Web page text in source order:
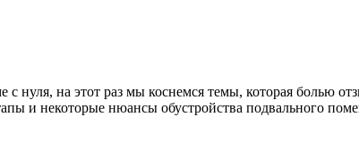
нуля, на этот раз мы коснемся темы, которая болью
и некоторые нюансы обустройства подвального